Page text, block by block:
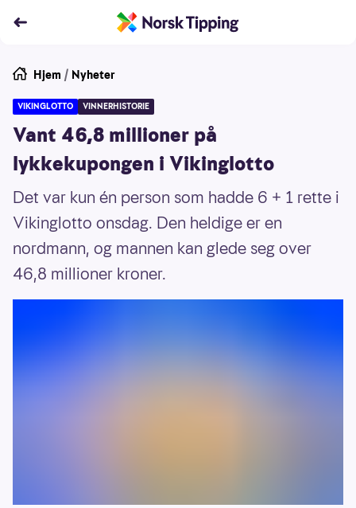
Hjem / Nyheter
VIKINGLOTTO VINNERHISTORIE
Vant 46,8 millioner på
lykkekupongen i Vikinglotto
Det var kun én person som hadde 6 + 1 rette i
Vikinglotto onsdag. Den heldige er en
nordmann, og mannen kan glede seg over
46,8 millioner kroner.